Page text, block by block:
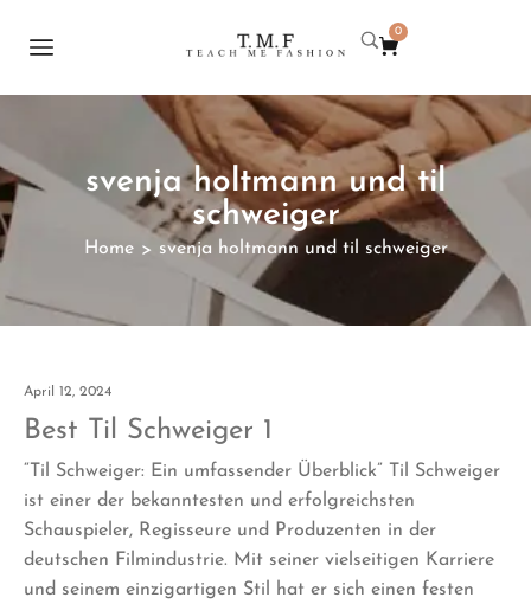
0
svenja holtmann und til
schweiger
Home > svenja holtmann und til schweiger
April 12, 2024
Best Til Schweiger 1
“Til Schweiger: Ein umfassender Überblick” Til Schweiger
ist einer der bekanntesten und erfolgreichsten
Schauspieler, Regisseure und Produzenten in der
deutschen Filmindustrie. Mit seiner vielseitigen Karriere
und seinem einzigartigen Stil hat er sich einen festen